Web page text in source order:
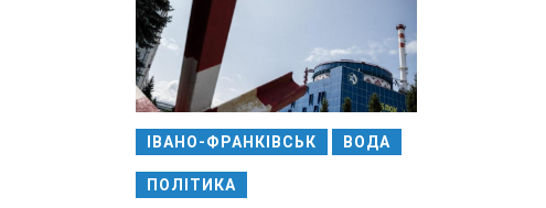
ІВАНО-ФРАНКІВСЬК ВОДА
ПОЛІТИКА